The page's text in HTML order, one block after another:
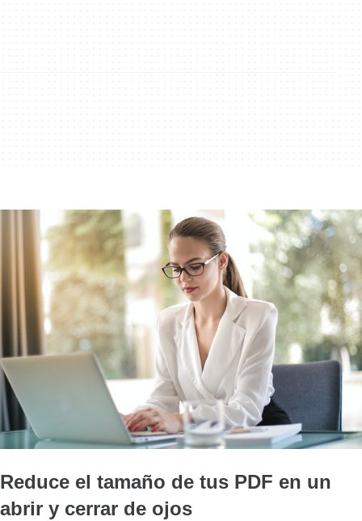
Reduce el tamaño de tus PDF en un
abrir y cerrar de ojos